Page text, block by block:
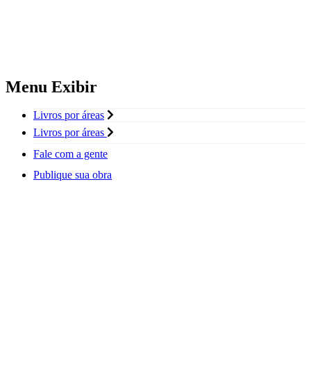
Menu Exibir
Livros por áreas
Livros por áreas
Fale com a gente
Publique sua obra